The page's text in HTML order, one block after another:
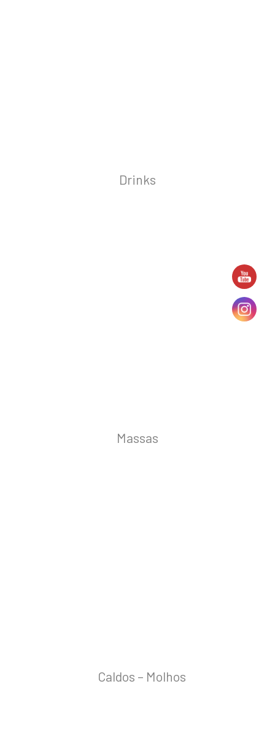
Drinks
Massas
Caldos – Molhos